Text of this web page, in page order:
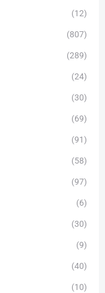
(12)
(807)
(289)
(24)
(30)
(69)
(91)
(58)
(97)
(6)
(30)
(9)
(40)
(10)